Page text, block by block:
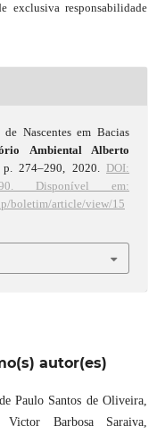
exclusiva responsabilidade
de Nascentes em Bacias
Ambiental Alberto
274–290, 2020. DOI:
Disponível em:
boletim/article/view/15
autor(es)
Paulo Santos de Oliveira,
Barbosa Saraiva,